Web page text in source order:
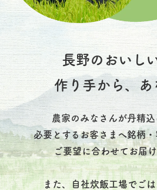
長野のおいし
作り手から、あ
農家のみなさんが丹精
必要とするお客さまへ銘柄
ご要望に合わせてお届
また、自社炊飯工場でご